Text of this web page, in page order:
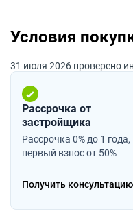
Условия
31 июля 2026 проверено
Рассрочка от
застройщика
Рассрочка 0% до 1 года,
первый взнос от 50%
Получить консультацию